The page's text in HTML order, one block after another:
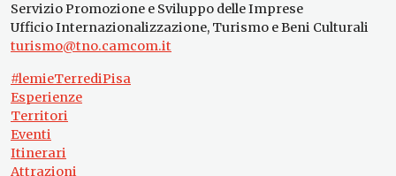
Servizio Promozione e Sviluppo delle Imprese
Ufficio Internazionalizzazione, Turismo e Beni Culturali
turismo@tno.camcom.it
#lemieTerrediPisa
Esperienze
Territori
Eventi
Itinerari
Attrazioni